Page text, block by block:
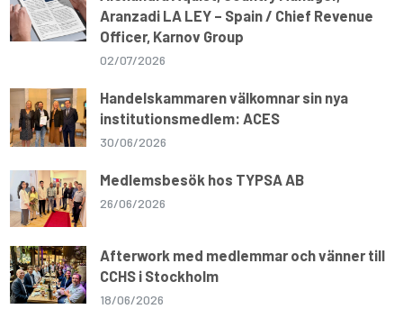
Aranzadi LA LEY – Spain / Chief Revenue
Officer, Karnov Group
02/07/2026
Handelskammaren välkomnar sin nya
institutionsmedlem: ACES
30/06/2026
Medlemsbesök hos TYPSA AB
26/06/2026
Afterwork med medlemmar och vänner till
CCHS i Stockholm
18/06/2026